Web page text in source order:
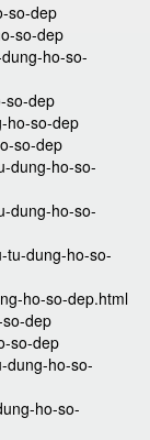
so-dep
so-dep
ho-so-
so-dep
ho-so-dep
so-dep
dung-ho-so-
dung-ho-so-
tu-dung-ho-so-
ho-so-dep.html
dep
so-dep
dung-ho-so-
ho-so-